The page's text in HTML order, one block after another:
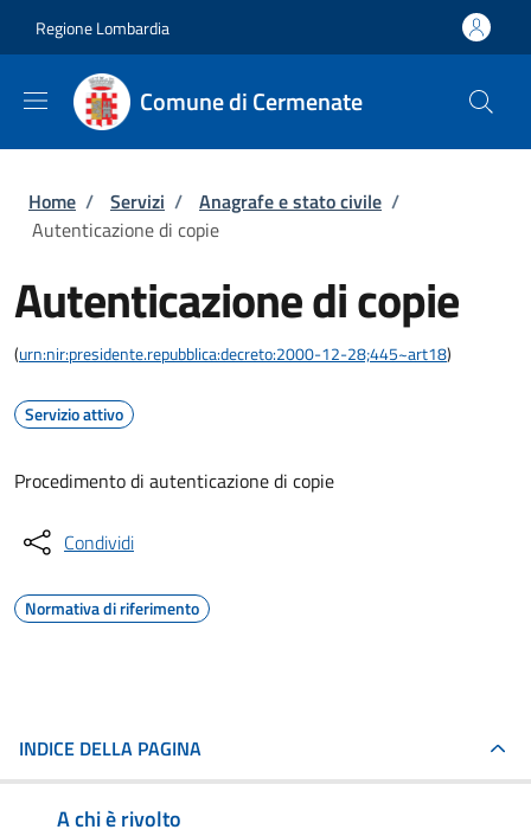
Regione Lombardia
Comune di Cermenate
Briciole di pane
Home / Servizi / Anagrafe e stato civile /
Autenticazione di copie
Autenticazione di copie
(urn:nir:presidente.repubblica:decreto:2000-12-28;445~art18)
Servizio attivo
Procedimento di autenticazione di copie
Condividi
Normativa di riferimento
INDICE DELLA PAGINA
A chi è rivolto